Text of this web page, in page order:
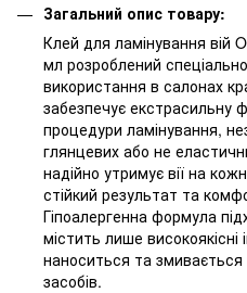
Загальний опис товару:
Клей для ламінування вій
мл розроблений
використання в салонах
забезпечує екстрасильну
процедури ламінування,
глянцевих або не
надійно утримує вії на
стійкий результат та
Гіпоалергенна формула
містить лише високоякісні
наноситься та
засобів.